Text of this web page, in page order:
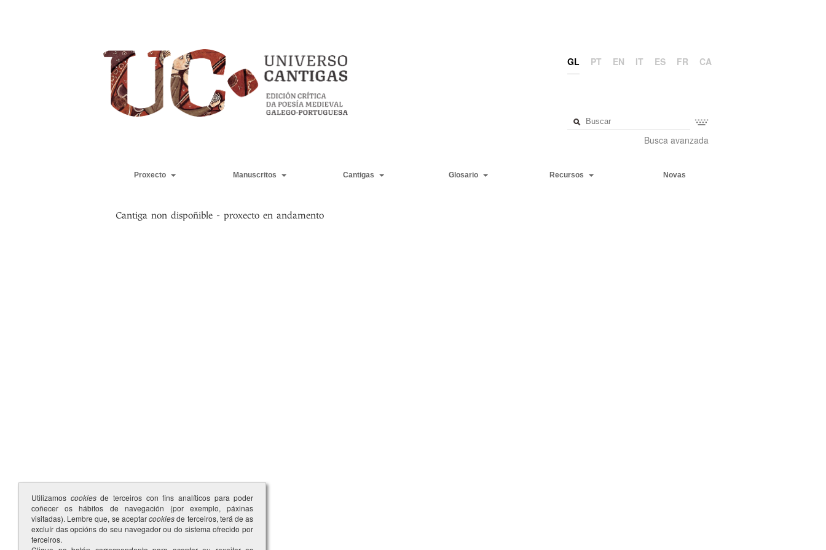
GL PT EN IT ES FR CA
Busca avanzada
Proxecto Manuscritos Cantigas Glosario Recursos Novas
Cantiga non dispoñible - proxecto en andamento
Utilizamos cookiesde terceiros con fins analíticos para poder
coñecer os hábitos de navegación (por exemplo, páxinas
visitadas). Lembre que, se aceptarcookiesde terceiros, terá de as
excluír das opcións do seu navegador ou do sistema ofrecido por
terceiros.